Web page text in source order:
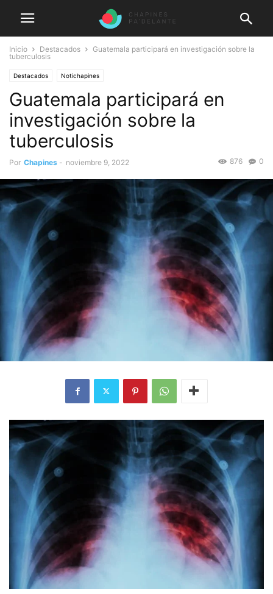
Inicio Destacados
Guatemala participará en investigación sobre la
tuberculosis
Destacados Notichapines
Guatemala participará en
investigación sobre la
tuberculosis
Por Chapines - noviembre 9, 2022 0
876